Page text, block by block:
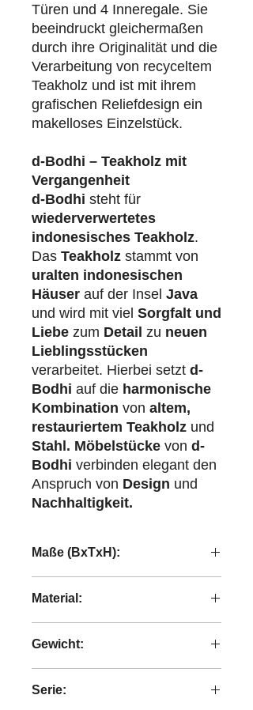
Türen und 4 Inneregale. Sie
beeindruckt gleichermaßen
durch ihre Originalität und die
Verarbeitung von recyceltem
Teakholz und ist mit ihrem
grafischen Reliefdesign ein
makelloses Einzelstück.
d-Bodhi – Teakholz mit
Vergangenheit
d-Bodhi steht für
wiederverwertetes
indonesisches Teakholz.
Das Teakholz stammt von
uralten indonesischen
Häuser auf der Insel Java
und wird mit viel Sorgfalt und
Liebe zum Detail zu neuen
Lieblingsstücken
verarbeitet. Hierbei setzt d-
Bodhi auf die harmonische
Kombination von altem,
restauriertem Teakholz und
Stahl. Möbelstücke von d-
Bodhi verbinden elegant den
Anspruch von Design und
Nachhaltigkeit.
Maße (BxTxH):
Material:
Gewicht:
Serie: